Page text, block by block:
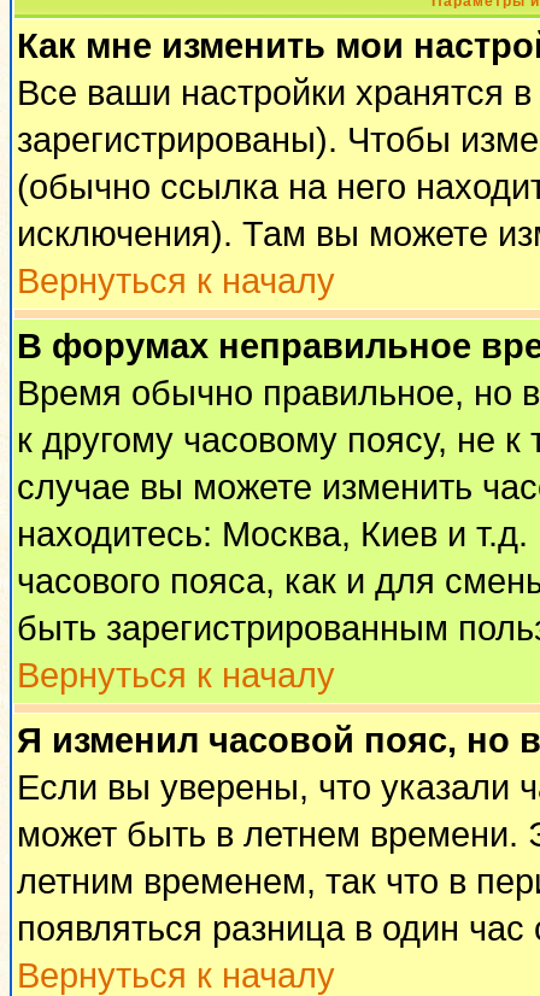
Как мне изменить мои
Все ваши настройки хранятся
зарегистрированы). Чтобы
(обычно ссылка на него
исключения). Там вы можете
Вернуться к началу
В форумах неправильное
Время обычно правильное, но
к другому часовому поясу, не
случае вы можете изменить
находитесь: Москва, Киев и
часового пояса, как и для
быть зарегистрированным
Вернуться к началу
Я изменил часовой пояс, но
Если вы уверены, что указали
может быть в летнем времени.
летним временем, так что в
появляться разница в один
Вернуться к началу